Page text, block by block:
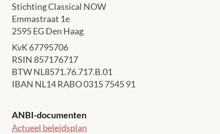
Stichting Classical NOW
Emmastraat 1e
2595 EG Den Haag
KvK 67795706
RSIN 857176717
BTW NL8571.76.717.B.01
IBAN NL14 RABO 0315 7545 91
ANBI-documenten
Actueel beleidsplan